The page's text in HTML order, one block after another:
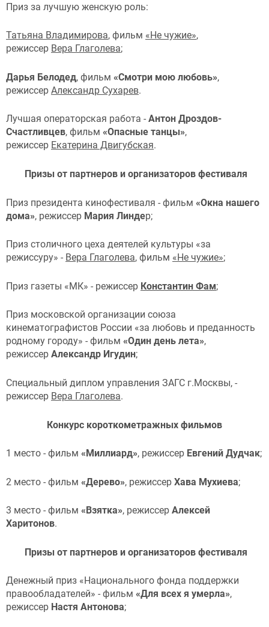
Приз за лучшую женскую роль:
Татьяна Владимирова, фильм «Не чужие»,
режиссер Вера Глаголева;
Дарья Белодед, фильм «Смотри мою любовь»,
режиссер Александр Сухарев.
Лучшая операторская работа - Антон Дроздов-
Счастливцев, фильм «Опасные танцы»,
режиссер Екатерина Двигубская.
Призы от партнеров и организаторов фестиваля
Приз президента кинофестиваля - фильм «Окна нашего
дома», режиссер Мария Линдер;
Приз столичного цеха деятелей культуры «за
режиссуру» - Вера Глаголева, фильм «Не чужие»;
Приз газеты «МК» - режиссер Константин Фам;
Приз московской организации союза
кинематографистов России «за любовь и преданность
родному городу» - фильм «Один день лета»,
режиссер Александр Игудин;
Специальный диплом управления ЗАГС г.Москвы, -
режиссер Вера Глаголева.
Конкурс короткометражных фильмов
1 место - фильм «Миллиард», режиссер Евгений Дудчак;
2 место - фильм «Дерево», режиссер Хава Мухиева;
3 место - фильм «Взятка», режиссер Алексей
Харитонов.
Призы от партнеров и организаторов фестиваля
Денежный приз «Национального фонда поддержки
правообладателей» - фильм «Для всех я умерла»,
режиссер Настя Антонова;